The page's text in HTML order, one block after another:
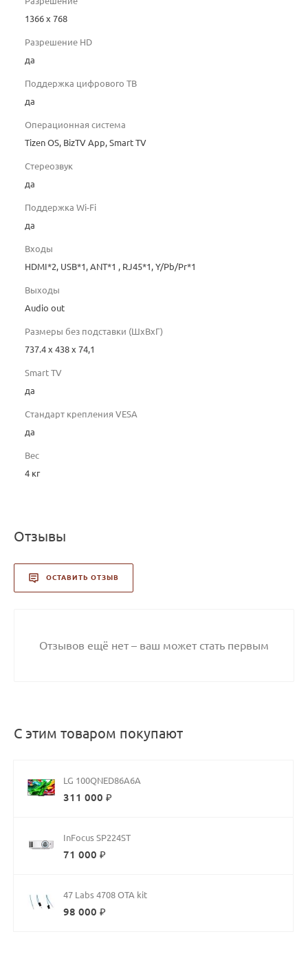
1366 x 768
Разрешение HD
да
Поддержка цифрового ТВ
да
Операционная система
Tizen OS, BizTV App, Smart TV
Стереозвук
да
Поддержка Wi-Fi
да
Входы
HDMI*2, USB*1, ANT*1 , RJ45*1, Y/Pb/Pr*1
Выходы
Audio out
Размеры без подставки (ШxВxГ)
737.4 х 438 х 74,1
Smart TV
да
Стандарт крепления VESA
да
Вес
4 кг
Отзывы
ОСТАВИТЬ ОТЗЫВ
Отзывов ещё нет – ваш может стать первым
С этим товаром покупают
LG 100QNED86A6A
311 000 ₽
InFocus SP224ST
71 000 ₽
47 Labs 4708 OTA kit
98 000 ₽